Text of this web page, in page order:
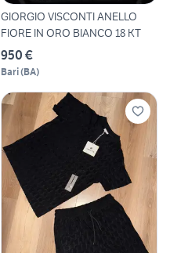
GIORGIO VISCONTI ANELLO
FIORE IN ORO BIANCO 18 KT
950 €
Bari(BA)